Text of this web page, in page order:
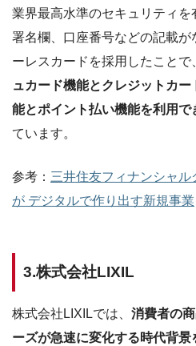
業界最高水準のセキュリティ
署名欄、口座番号などの記載
ーレスカードを採用したことで
ュカード機能とクレジットカ
能とポイント払い機能を利用
ています。
参考： 三井住友フィナンシャ
が デジタルで作り出す新規事業
3.株式会社LIXIL
株式会社LIXILでは、 消費者の
ーズが急速に変化する時代背